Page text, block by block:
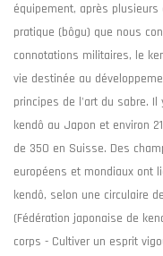
équipement, après
pratique (bôgu) que nous
connotations militaires, le
vie destinée au
principes de l'art du sabre.
kendô au Japon et environ
de 350 en Suisse. Des
européens et mondiaux ont
kendô, selon une circulaire
(Fédération japonaise de
corps - Cultiver un esprit